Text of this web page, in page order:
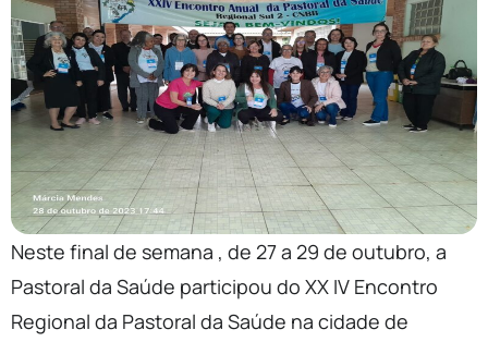
Neste final de semana , de 27 a 29 de outubro, a
Pastoral da Saúde participou do XX IV Encontro
Regional da Pastoral da Saúde na cidade de